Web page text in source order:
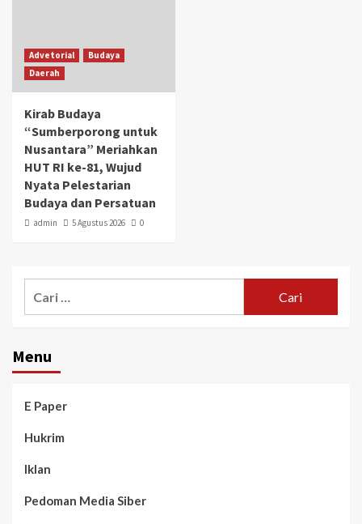
Advetorial
Budaya
Daerah
Kirab Budaya
“Sumberporong untuk
Nusantara” Meriahkan
HUT RI ke-81, Wujud
Nyata Pelestarian
Budaya dan Persatuan
admin 5 Agustus 2026 0
Menu
E Paper
Hukrim
Iklan
Pedoman Media Siber